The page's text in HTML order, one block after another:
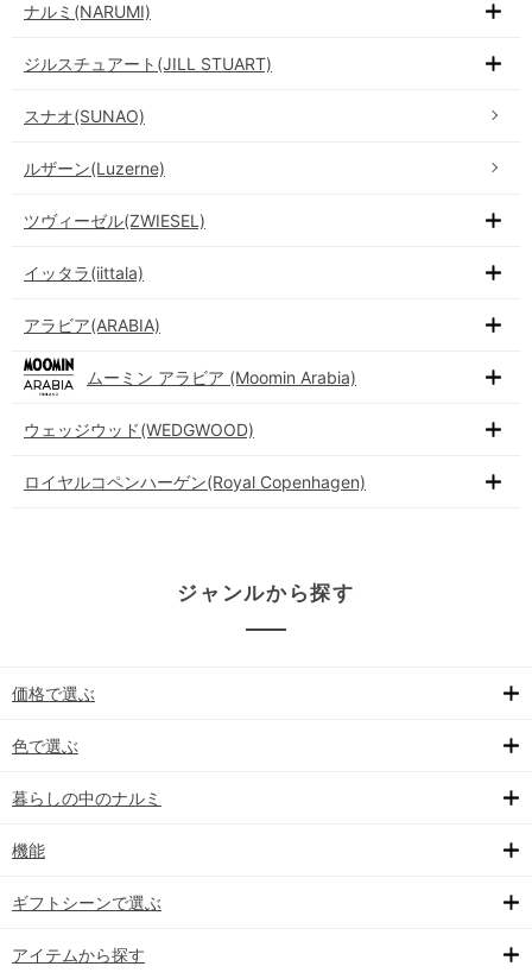
ナルミ(NARUMI)
ジルスチュアート(JILL STUART)
スナオ(SUNAO)
ルザーン(Luzerne)
ツヴィーゼル(ZWIESEL)
イッタラ(iittala)
アラビア(ARABIA)
ムーミン アラビア (Moomin Arabia)
ウェッジウッド(WEDGWOOD)
ロイヤルコペンハーゲン(Royal Copenhagen)
ジャンルから探す
価格で選ぶ
色で選ぶ
暮らしの中のナルミ
機能
ギフトシーンで選ぶ
アイテムから探す